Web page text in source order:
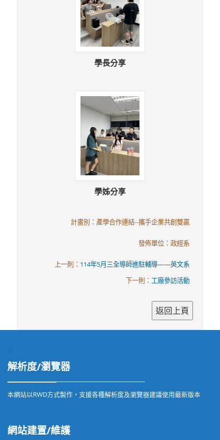
學長分享
學姊分享
計畫別：產學合作連結--攜手企業共創雙贏
發佈單位：政經系
上一則： 114年5月三全導師進駐輔導——英文系
下一則： 工廠參訪活動
解析度/瀏覽器
本網站以RWD方式製作，支援各種解析度及瀏覽器建議使用最新版本
網站建置/維護